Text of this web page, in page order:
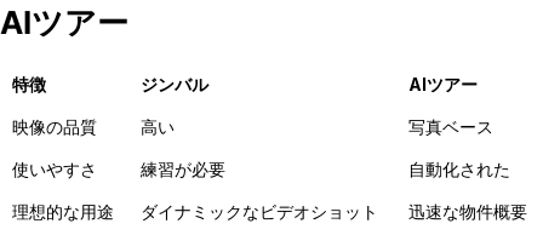
AIツアー
特徴 ジンバル AIツアー
映像の品質 高い 写真ベース
使いやすさ 練習が必要 自動化された
理想的な用途 ダイナミックなビデオショット 迅速な物件概要